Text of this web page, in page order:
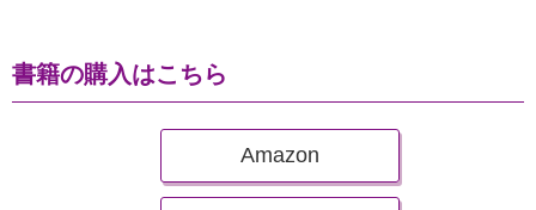
書籍の購入はこちら
Amazon